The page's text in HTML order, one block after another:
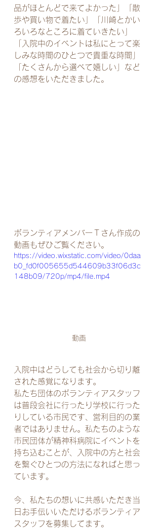
品がほとんどで来てよかった」「散
歩や買い物で着たい」「川崎とかい
ろいろなところに着ていきたい」
「入院中のイベントは私にとって楽
しみな時間のひとつで貴重な時間」
「たくさんから選べて嬉しい」など
の感想をいただきました。
ボランティアメンバーＴさん作成の
動画もぜひご覧ください。
https://video.wixstatic.com/video/0daa
b0_fd0f005655d544609b33f06d3c
148b09/720p/mp4/file.mp4
動画
入院中はどうしても社会から切り離
された感覚になります。
私たち団体のボランティアスタッフ
は普段会社に行ったり学校に行った
りしている市民です、営利目的の業
者ではありません。私たちのような
市民団体が精神科病院にイベントを
持ち込むことが、入院中の方と社会
を繋ぐひとつの方法になればと思っ
ています。
今、私たちの想いに共感いただき当
日お手伝いいただけるボランティア
スタッフを募集してます。